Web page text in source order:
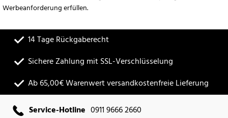
Werbeanforderung erfüllen.
14 Tage Rückgaberecht
Sichere Zahlung mit SSL-Verschlüsselung
Ab 65,00€ Warenwert versandkostenfreie Lieferung
Service-Hotline 0911 9666 2660